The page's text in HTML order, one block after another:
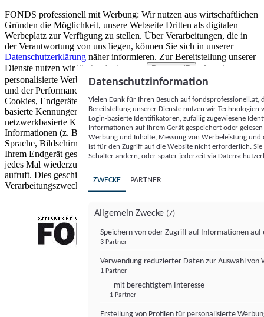
FONDS professionell mit Werbung: Wir nutzen aus wirtschaftlichen
Gründen die Möglichkeit, unsere Webseite Dritten als digitalen
Werbeplatz zur Verfügung zu stellen. Über Verarbeitungen, die in
der Verantwortung von uns liegen, können Sie sich in unserer
Datenschutzerklärung näher informieren. Zur Bereitstellung unserer
Dienste nutzen wir Technologien von
Partnern (5)
. Zwecke:
personalisierte Werbung und Inhalte, Messung von Werbeleistung
und der Performance von Inhalten sowie Zielgruppenforschung.
Cookies, Endgeräte- oder ähnliche Online-Kennungen (z. B. login-
basierte Kennungen, zufällig generierte Kennungen,
netzwerkbasierte Kennungen) können zusammen mit anderen
Informationen (z. B. Browsertyp und Browserinformationen,
Sprache, Bildschirmgröße, unterstützte Technologien usw.) auf
Ihrem Endgerät gespeichert oder von dort ausgelesen werden, um es
jedes Mal wiederzuerkennen, wenn es eine App oder einer Webseite
aufruft. Dies geschieht für einen oder mehrere der hier aufgeführten
Verarbeitungszwecke.
Datenschutzinformation
Vielen Dank für Ihren Besuch auf
Bereitstellung unserer Dienste nutzen wir Technologien
Login-basierte Identifikatoren, zufällig zugewiesene
Informationen auf Ihrem Gerät gespeichert oder
Werbung und Inhalte, Messung von Werbeleistung
ist für den Zugriff auf die Website nicht erforderlich.
Schalter ändern, oder später jederzeit via
ZWECKE PARTNER
Allgemein Zwecke (7)
Speichern von oder Zugriff auf Informationen auf
3 Partner
Verwendung reduzierter Daten zur Auswahl von
1 Partner
- mit berechtigtem Interesse
1 Partner
Erstellung von Profilen für personalisierte
FONDS professionell